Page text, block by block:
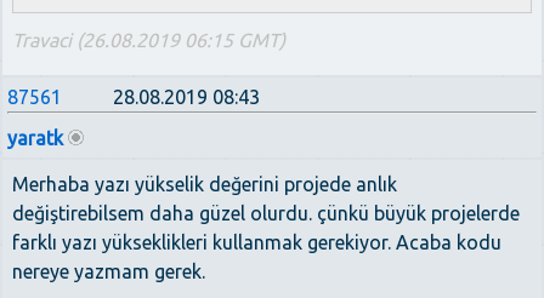
Travaci (26.08.2019 06:15 GMT)
87561
28.08.2019 08:43
yaratk
Merhaba yazı yükselik değerini projede anlık
değiştirebilsem daha güzel olurdu. çünkü büyük projelerde
farklı yazı yükseklikleri kullanmak gerekiyor. Acaba kodu
nereye yazmam gerek.